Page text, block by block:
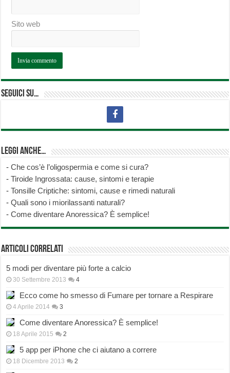
Sito web
Seguici su…
Leggi anche…
-Che cos’è l’oligospermia e come si cura?
-Tiroide Ingrossata: cause, sintomi e terapie
-Tonsille Criptiche: sintomi, cause e rimedi naturali
-Quali sono i miorilassanti naturali?
-Come diventare Anoressica? È semplice!
Articoli correlati
5 modi per diventare più forte a calcio
30 Settembre 2013 4
Ecco come ho smesso di Fumare per tornare a Respirare
4 Aprile 2014 3
Come diventare Anoressica? È semplice!
18 Aprile 2015 2
5 app per iPhone che ci aiutano a correre
18 Dicembre 2013 2